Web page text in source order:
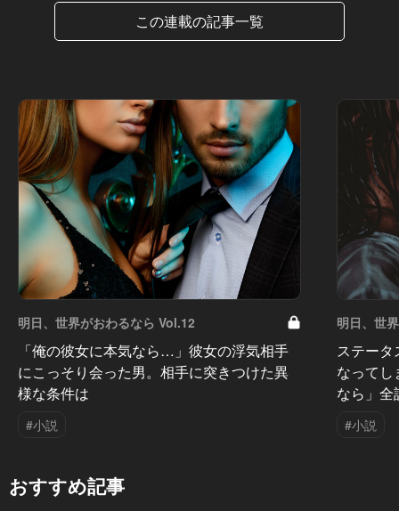
この連載の記事一覧
明日、世界がおわるなら Vol.12
「俺の彼女に本気なら…」彼女の浮気相手
にこっそり会った男。相手に突きつけた異
様な条件は
#小説
明日、世
ステー
なって
なら」全
#小説
おすすめ記事